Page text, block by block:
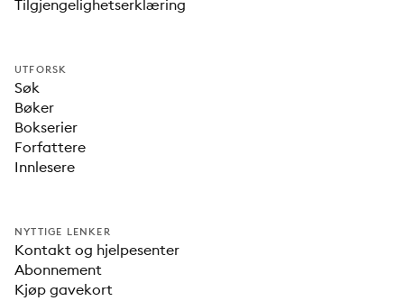
Tilgjengelighetserklæring
UTFORSK
Søk
Bøker
Bokserier
Forfattere
Innlesere
NYTTIGE LENKER
Kontakt og hjelpesenter
Abonnement
Kjøp gavekort